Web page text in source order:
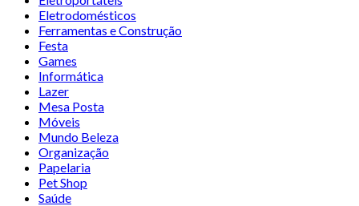
Eletrodomésticos
Ferramentas e Construção
Festa
Games
Informática
Lazer
Mesa Posta
Móveis
Mundo Beleza
Organização
Papelaria
Pet Shop
Saúde